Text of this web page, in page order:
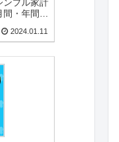
ンプル家計
・年間レ
く使えま
2024.01.11